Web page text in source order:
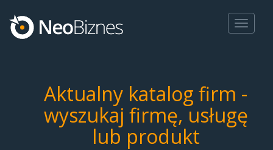
Toggle
Aktualny katalog firm -
wyszukaj firmę, usługę
lub produkt